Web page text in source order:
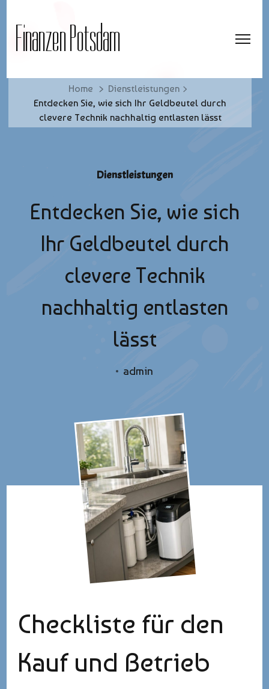
Finanzen Potsdam
Home
Dienstleistungen
Entdecken Sie, wie sich Ihr Geldbeutel durch
clevere Technik nachhaltig entlasten lässt
Dienstleistungen
Entdecken Sie, wie sich
Ihr Geldbeutel durch
clevere Technik
nachhaltig entlasten
lässt
admin
Checkliste für den
Kauf und Betrieb